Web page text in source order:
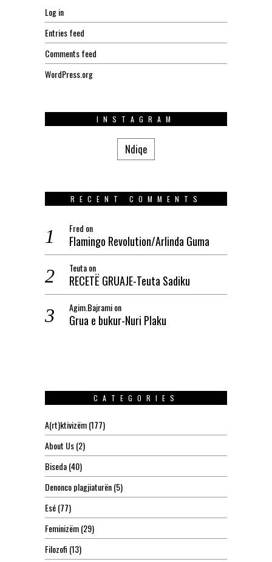
Log in
Entries feed
Comments feed
WordPress.org
INSTAGRAM
Ndiqe
RECENT COMMENTS
Fred on
Flamingo Revolution/Arlinda Guma
Teutaon
RECETË GRUAJE-Teuta Sadiku
Agim.Bajramion
Grua e bukur-Nuri Plaku
CATEGORIES
A(rt)ktivizëm(177)
About Us(2)
Biseda(40)
Denonco plagjiaturën(5)
Esé(77)
Feminizëm(29)
Filozofi (13)